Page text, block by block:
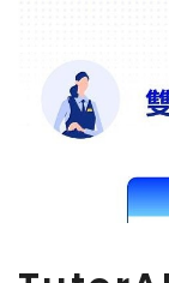
刊登